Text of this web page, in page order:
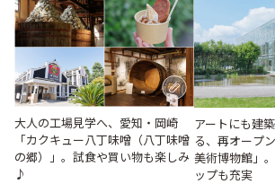
大人の工場見学へ、愛知・岡崎
「カクキュー八丁味噌（八丁味噌
の郷）」。試食や買い物も楽しみ
♪
アートにも建
る、再オープ
美術博物館」
ップも充実